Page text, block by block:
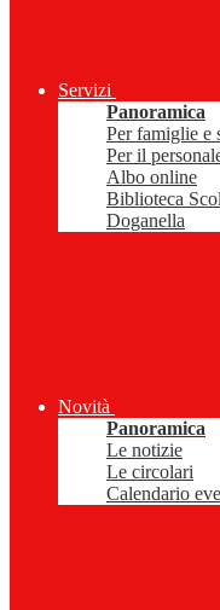
Servizi
Panoramica
Per famiglie e
Per il
Albo online
Biblioteca
Doganella
Novità
Panoramica
Le notizie
Le circolari
Calendario